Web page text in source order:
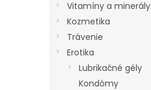
Vitamíny a minerály
Kozmetika
Trávenie
Erotika
Lubrikačné gély
Kondómy